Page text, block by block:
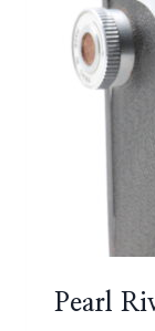
Pearl